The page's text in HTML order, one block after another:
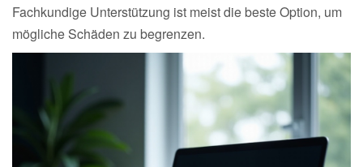
Fachkundige Unterstützung ist meist die beste Option, um
mögliche Schäden zu begrenzen.